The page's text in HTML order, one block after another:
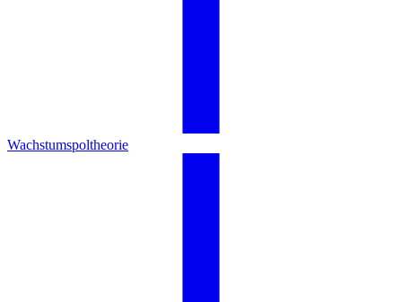
Wachstumspoltheorie